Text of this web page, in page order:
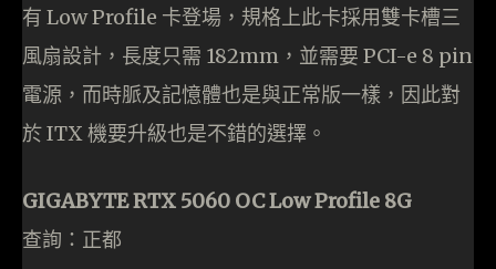
有 Low Profile 卡登場，規格上此卡採用雙卡槽三
風扇設計，長度只需 182mm，並需要 PCI-e 8 pin
電源，而時脈及記憶體也是與正常版一樣，因此對
於 ITX 機要升級也是不錯的選擇。
GIGABYTE RTX 5060 OC Low Profile 8G
查詢：正都